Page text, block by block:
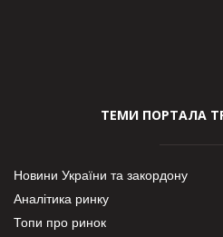
ТЕМИ ПОРТАЛА
Новини України та закордону
Аналітика ринку
Топи про ринок